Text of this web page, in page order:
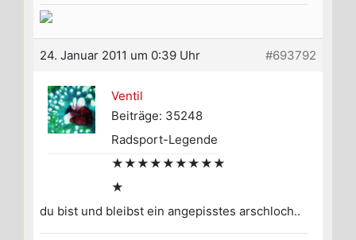
24. Januar 2011 um 0:39 Uhr #693792
Ventil
Beiträge: 35248
Radsport-Legende
★★★★★★★★★
★
du bist und bleibst ein angepisstes arschloch..